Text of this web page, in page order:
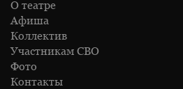
О театре
Афиша
Коллектив
Участникам СВО
Фото
Контакты